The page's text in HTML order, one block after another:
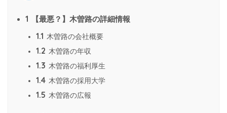
1 【最悪？】木曽路の詳細情報
1.1 木曽路の会社概要
1.2 木曽路の年収
1.3 木曽路の福利厚生
1.4 木曽路の採用大学
1.5 木曽路の広報